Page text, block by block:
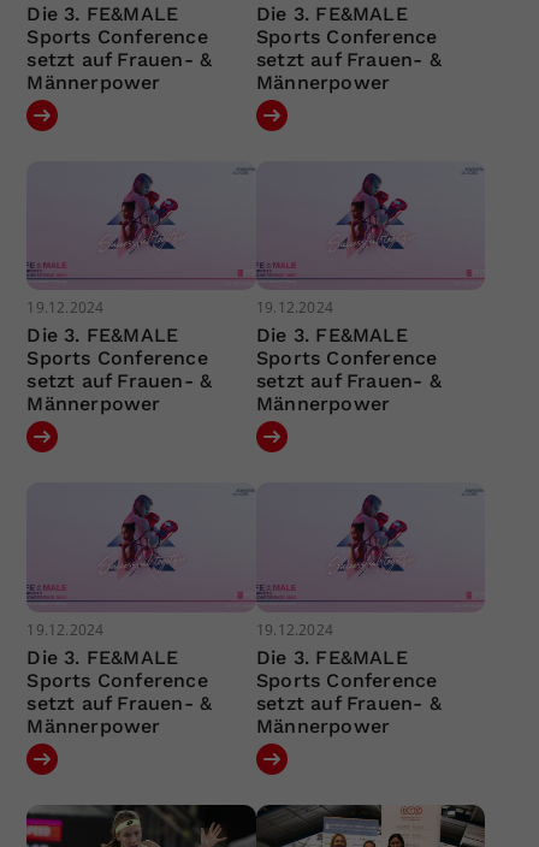
Die 3. FE&MALE
Sports Conference
setzt auf Frauen- &
Männerpower
Die 3. FE&MALE
Sports Conference
setzt auf Frauen- &
Männerpower
19.12.2024
Die 3. FE&MALE
Sports Conference
setzt auf Frauen- &
Männerpower
19.12.2024
Die 3. FE&MALE
Sports Conference
setzt auf Frauen- &
Männerpower
19.12.2024
Die 3. FE&MALE
Sports Conference
setzt auf Frauen- &
Männerpower
19.12.2024
Die 3. FE&MALE
Sports Conference
setzt auf Frauen- &
Männerpower